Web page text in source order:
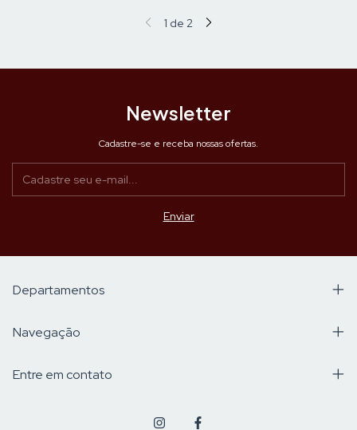
1 de 2
Newsletter
Cadastre-se e receba nossas ofertas.
Departamentos
Navegação
Entre em contato